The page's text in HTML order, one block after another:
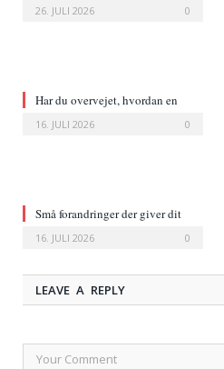
26. JULI 2026 0
Har du overvejet, hvordan en
16. JULI 2026 0
Små forandringer der giver dit
16. JULI 2026 0
LEAVE A REPLY